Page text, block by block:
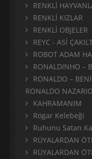
RENKLİ
RENKLİ KIZLAR
RENKLİ OBJELER
REYC - ASİ
ROBOT ADAM
RONALDINHO –
RONALDO –
RONALDO
KAHRAMANIM
Rögar Kelebeği
Ruhunu Satan
RÜYALARDAN
RÜYALARDAN